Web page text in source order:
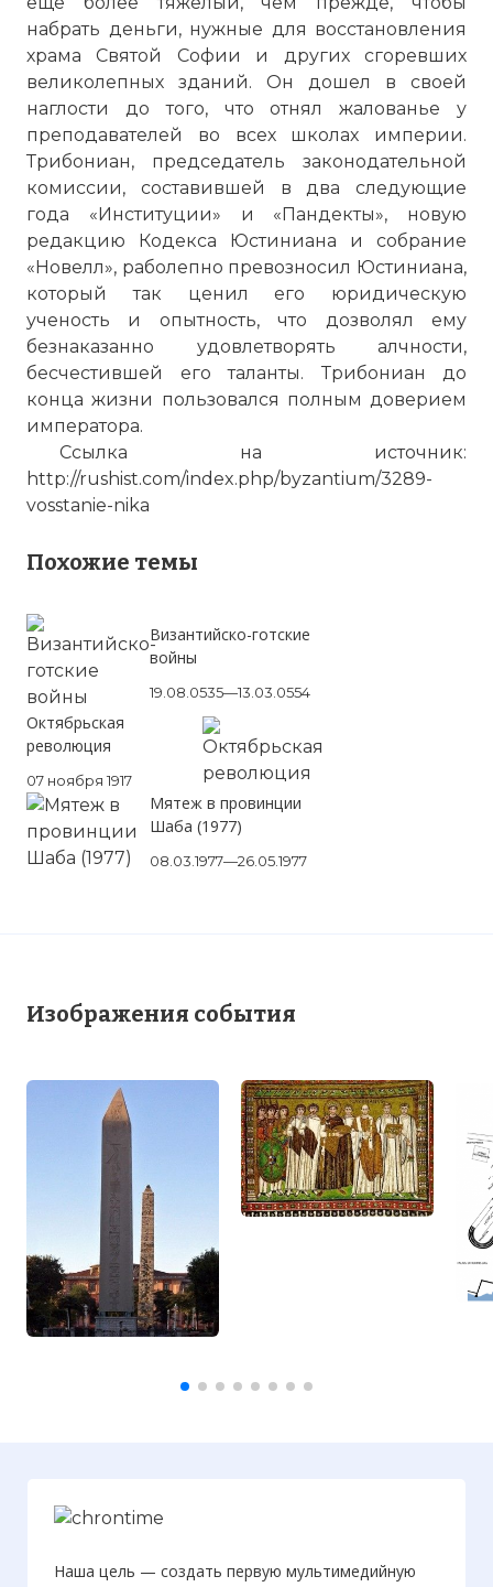
набрать деньги, нужные для восстановления
храма Святой Софии и других сгоревших
великолепных зданий. Он дошел в своей
наглости до того, что отнял жалованье у
преподавателей во всех школах империи.
Трибониан, председатель законодательной
комиссии, составившей в два следующие
года «Институции» и «Пандекты», новую
редакцию Кодекса Юстиниана и собрание
«Новелл», раболепно превозносил Юстиниана,
который так ценил его юридическую
ученость и опытность, что дозволял ему
безнаказанно удовлетворять алчности,
бесчестившей его таланты. Трибониан до
конца жизни пользовался полным доверием
императора.
Ссылка на источник:
http://rushist.com/index.php/byzantium/3289-
vosstanie-nika
Похожие темы
Византийско-готские
войны
19.08.0535—13.03.0554
Октябрьская
революция
07 ноября 1917
Мятеж в провинции
Шаба (1977)
08.03.1977—26.05.1977
Изображения события
Наша цель — создать первую мультимедийную